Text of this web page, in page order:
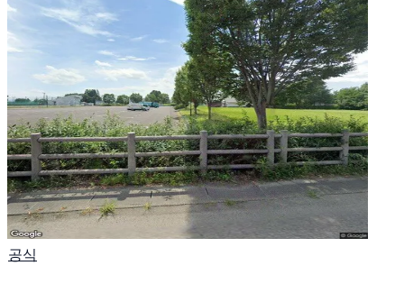
공식